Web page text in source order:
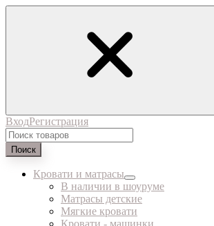
ВходРегистрация
Поиск
Кровати и матрасы
В наличии в шоуруме
Матрасы детские
Мягкие кровати
Кровати - машинки